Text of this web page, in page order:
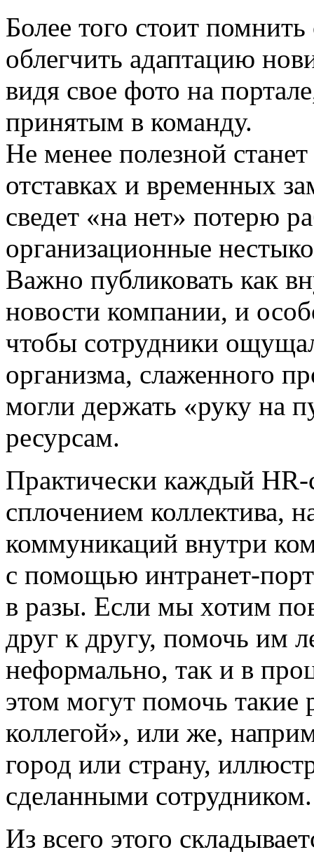
Более того стоит
облегчить адаптацию
видя свое фото на
принятым в команду.
Не менее полезной
отставках и временных
сведет «на нет» потерю
организационные
Важно публиковать как
новости компании, и
чтобы сотрудники
организма, слаженного
могли держать «руку на
ресурсам.
Практически каждый HR-
сплочением коллектива,
коммуникаций внутри
с помощью интранет-
в разы. Если мы хотим
друг к другу, помочь им
неформально, так и в
этом могут помочь такие
коллегой», или же,
город или страну,
сделанными сотрудником.
Из всего этого